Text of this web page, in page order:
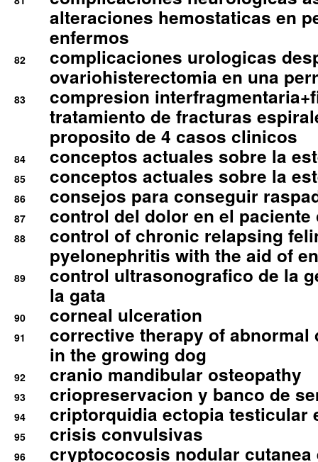
alteraciones hemostaticas en
enfermos
82
complicaciones urologicas
ovariohisterectomia en una
83
compresion
tratamiento de fracturas
proposito de 4 casos clinicos
84 conceptos actuales sobre la
85 conceptos actuales sobre la
86 consejos para conseguir
87 control del dolor en el
88
control of chronic relapsing
pyelonephritis with the aid of
89
control ultrasonografico de la
la gata
90 corneal ulceration
91
corrective therapy of abnormal
in the growing dog
92 cranio mandibular osteopathy
93 criopreservacion y banco de
94 criptorquidia ectopia testicular
95 crisis convulsivas
96
cryptococosis nodular cutanea